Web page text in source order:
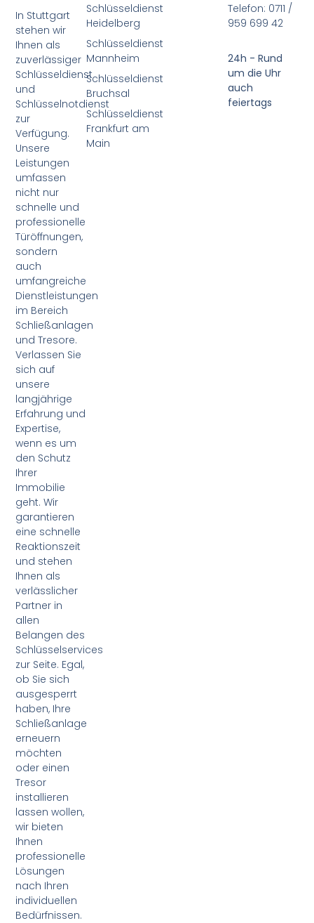
In Stuttgart
stehen wir
Ihnen als
zuverlässiger
Schlüsseldienst
und
Schlüsselnotdienst
zur
Verfügung.
Unsere
Leistungen
umfassen
nicht nur
schnelle und
professionelle
Türöffnungen,
sondern
auch
umfangreiche
Dienstleistungen
im Bereich
Schließanlagen
und Tresore.
Verlassen Sie
sich auf
unsere
langjährige
Erfahrung und
Expertise,
wenn es um
den Schutz
Ihrer
Immobilie
geht. Wir
garantieren
eine schnelle
Reaktionszeit
und stehen
Ihnen als
verlässlicher
Partner in
allen
Belangen des
Schlüsselservices
zur Seite. Egal,
ob Sie sich
ausgesperrt
haben, Ihre
Schließanlage
erneuern
möchten
oder einen
Tresor
installieren
lassen wollen,
wir bieten
Ihnen
professionelle
Lösungen
nach Ihren
individuellen
Bedürfnissen.
Schlüsseldienst
Heidelberg
Schlüsseldienst
Mannheim
Schlüsseldienst
Bruchsal
Schlüsseldienst
Frankfurt am
Main
Telefon: 0711 /
959 699 42
24h - Rund
um die Uhr
auch
feiertags